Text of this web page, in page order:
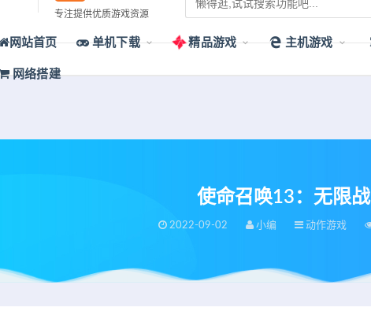
一家大型游戏资源整合站，为广大用户提供最新、最优质的资源下载！
专注提供优质游戏资源
网站首页 单机下载 精品游戏 主机游戏
网络搭建
使命召唤13：无限
2022-09-02 小编 动作游戏